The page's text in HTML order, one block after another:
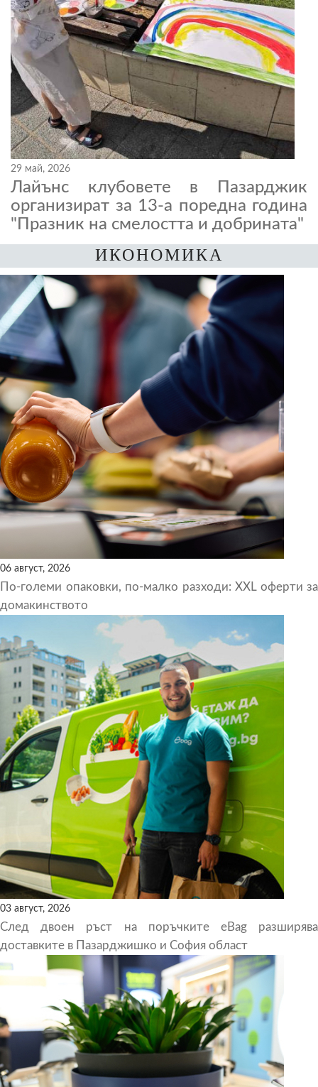
29 май, 2026
Лайънс клубовете в Пазарджик
организират за 13-а поредна година
"Празник на смелостта и добрината"
ИКОНОМИКА
06 август, 2026
По-големи опаковки, по-малко разходи: XXL оферти за
домакинството
03 август, 2026
След двоен ръст на поръчките eBag разширява
доставките в Пазарджишко и София област